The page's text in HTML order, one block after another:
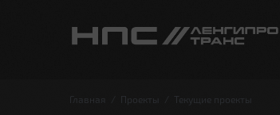
Главная Проекты Текущие проекты